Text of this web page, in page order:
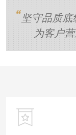
坚守品质底
为客